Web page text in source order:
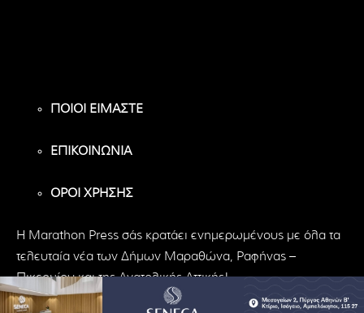
ΠΟΙΟΙ ΕΙΜΑΣΤΕ
ΕΠΙΚΟΙΝΩΝΙΑ
ΟΡΟΙ ΧΡΗΣΗΣ
H Marathon Press σάς κρατάει ενημερωμένους με όλα τα
τελευταία νέα των Δήμων Μαραθώνα, Ραφήνας –
Πικερμίου και της Ανατολικής Αττικής!